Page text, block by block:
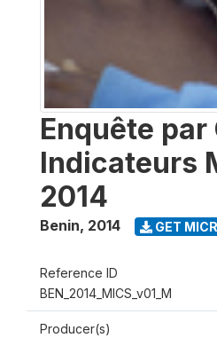
Enquête par
Indicateurs
2014
Benin, 2014 GET
Reference ID
BEN_2014_MICS_v01_M
Producer(s)